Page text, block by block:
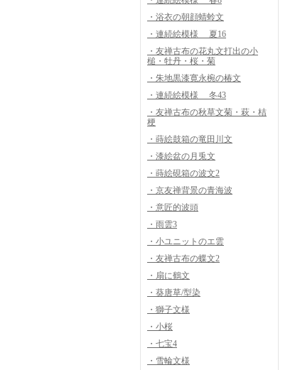
・浴衣の朝顔蜻蛉文
・連続絵模様 夏16
・友禅古布の花丸文打出の小
槌・牡丹・桜・菊
・朱地黒漆寛永椀の椿文
・連続絵模様 冬43
・友禅古布の秋草文菊・萩・桔
梗
・蒔絵鼓箱の竜田川文
・漆絵盆の月兎文
・蒔絵硯箱の波文2
・京友禅背景の青海波
・意匠的波頭
・雨雲3
・小ユニットのエ雲
・友禅古布の蝶文2
・扇に鶴文
・葵唐草/型染
・獅子文様
・小桜
・七宝4
・雪輪文様